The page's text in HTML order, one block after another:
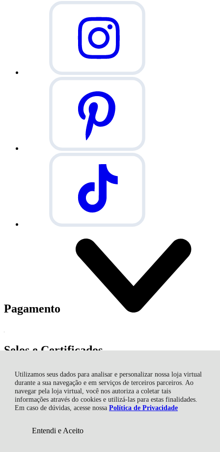
Utilizamos seus dados para analisar e personalizar nossa loja virtual
durante a sua navegação e em serviços de terceiros parceiros. Ao
navegar pela loja virtual, você nos autoriza a coletar tais
informações através do cookies e utilizá-las para estas finalidades.
Em caso de dúvidas, acesse nossa Política de Privacidade
Entendi e Aceito
Pagamento
Selos e Certificados